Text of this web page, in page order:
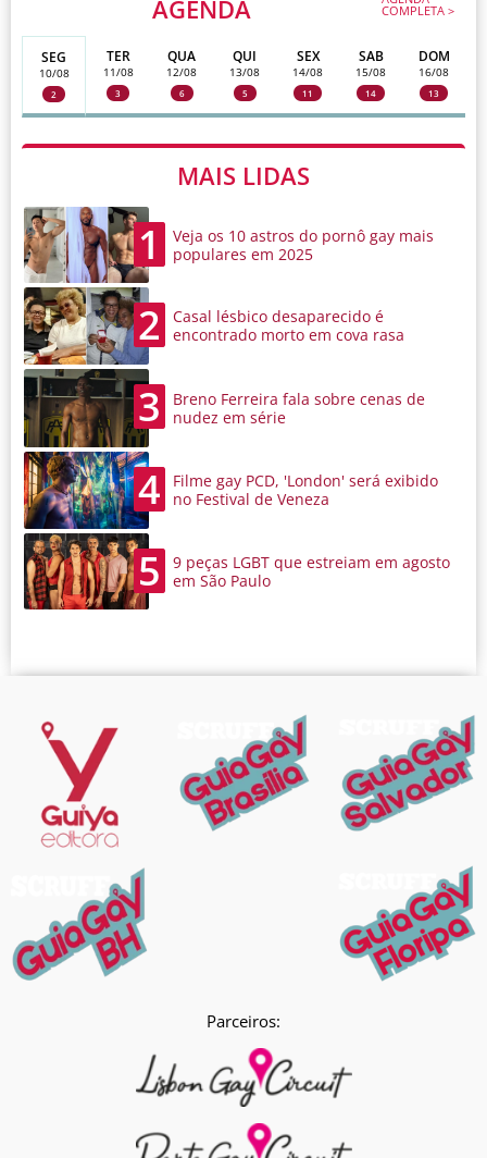
AGENDA COMPLETA >
SEG
10/08
2
TER
11/08
3
QUA
12/08
6
QUI
13/08
5
SEX
14/08
11
SAB
15/08
14
DOM
16/08
13
MAIS LIDAS
1
Veja os 10 astros do pornô gay mais
populares em 2025
2
Casal lésbico desaparecido é
encontrado morto em cova rasa
3
Breno Ferreira fala sobre cenas de
nudez em série
4
Filme gay PCD, 'London' será exibido
no Festival de Veneza
5
9 peças LGBT que estreiam em agosto
em São Paulo
Parceiros: